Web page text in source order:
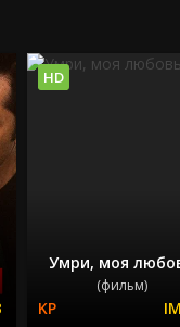
Умри, моя
(фильм)
HD